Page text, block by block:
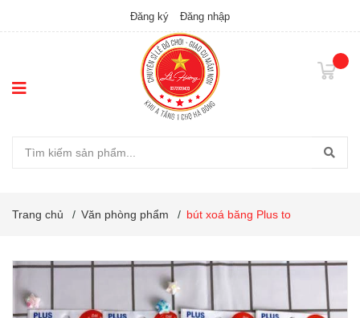
Đăng ký Đăng nhập
Trang chủ / Văn phòng phẩm / bút xoá băng Plus to